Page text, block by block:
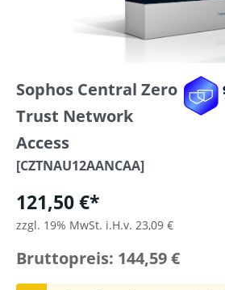
Sophos Central Zero
Trust Network
Access
[CZTNAU12AANCAA]
121,50 €*
zzgl. 19% MwSt. i.H.v. 23,09 €
Bruttopreis: 144,59 €